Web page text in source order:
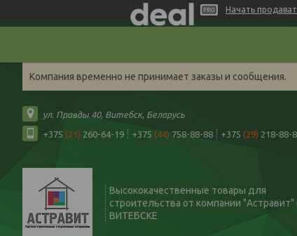
Начать
Компания временно не принимает заказы и сообщения.
ул. Правды 40, Витебск, Беларусь
+375 (21) 260-64-19 +375 (44) 758-88-88 +375 (29) 218-88-
Высококачественные товары для
строительства от компании "Астравит"
ВИТЕБСКЕ